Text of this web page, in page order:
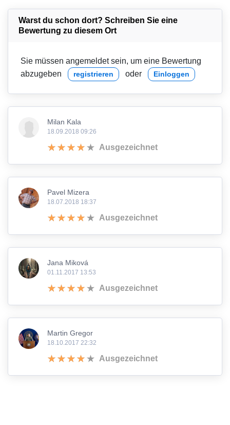
Warst du schon dort? Schreiben Sie eine
Bewertung zu diesem Ort
Sie müssen angemeldet sein, um eine Bewertung
abzugeben
registrieren oder Einloggen
Milan Kala
18.09.2018 09:26
Ausgezeichnet
Pavel Mizera
18.07.2018 18:37
Ausgezeichnet
Jana Miková
01.11.2017 13:53
Ausgezeichnet
Martin Gregor
18.10.2017 22:32
Ausgezeichnet